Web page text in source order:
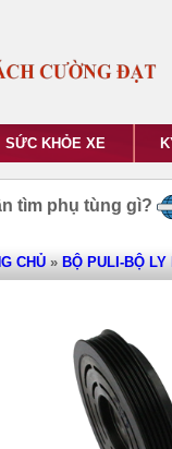
SỨC KHỎE XE
tìm phụ tùng gì?
CHỦ » BỘ PULI-BỘ